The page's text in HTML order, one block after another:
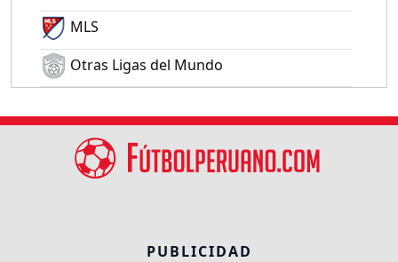
MLS
Otras Ligas del Mundo
PUBLICIDAD